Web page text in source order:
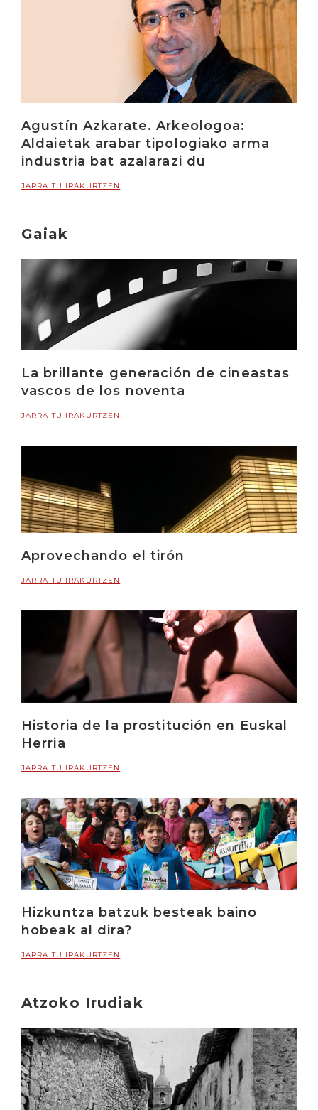
Agustín Azkarate. Arkeologoa:
Aldaietak arabar tipologiako arma
industria bat azalarazi du
JARRAITU IRAKURTZEN
Gaiak
La brillante generación de cineastas
vascos de los noventa
JARRAITU IRAKURTZEN
Aprovechando el tirón
JARRAITU IRAKURTZEN
Historia de la prostitución en Euskal
Herria
JARRAITU IRAKURTZEN
Hizkuntza batzuk besteak baino
hobeak al dira?
JARRAITU IRAKURTZEN
Atzoko Irudiak
Irakurri